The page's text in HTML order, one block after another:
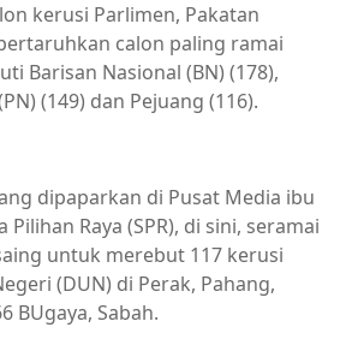
kerusi Parlimen, Pakatan
calon paling ramai
Barisan Nasional (BN) (178),
(149) dan Pejuang (116).
dipaparkan di Pusat Media ibu
Raya (SPR), di sini, seramai
untuk merebut 117 kerusi
(DUN) di Perak, Pahang,
BUgaya, Sabah.